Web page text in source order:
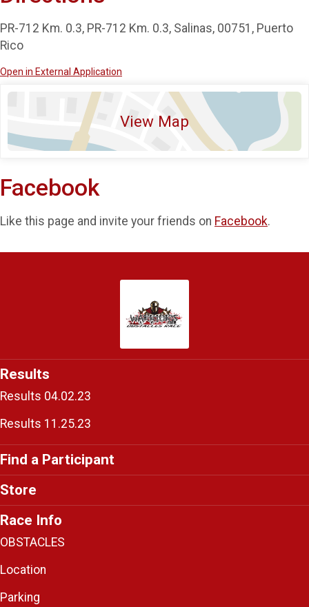
PR-712 Km. 0.3, PR-712 Km. 0.3, Salinas, 00751, Puerto
Rico
Open in External Application
View Map
Facebook
Like this page and invite your friends on Facebook.
Results
Results 04.02.23
Results 11.25.23
Find a Participant
Store
Race Info
OBSTACLES
Location
Parking